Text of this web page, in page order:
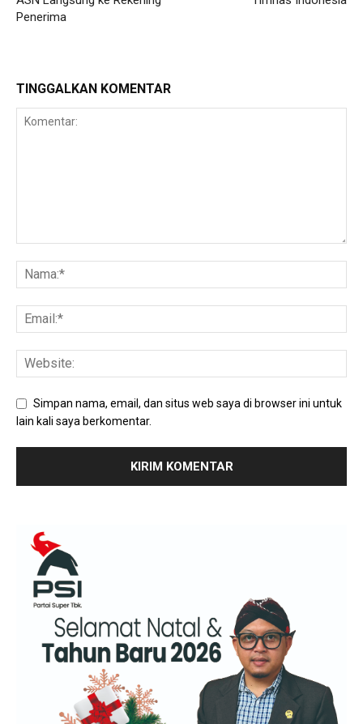
Penerima
TINGGALKAN KOMENTAR
Simpan nama, email, dan situs web saya di browser ini untuk
lain kali saya berkomentar.